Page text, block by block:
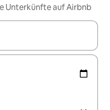
Unterkünfte auf Airbnb
navigiere mit den